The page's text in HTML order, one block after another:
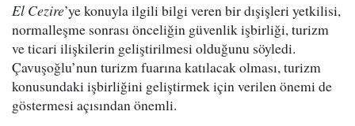
El Cezire’ye konuyla ilgili bilgi veren bir dışişleri yetkilisi,
normalleşme sonrası önceliğin güvenlik işbirliği, turizm
ve ticari ilişkilerin geliştirilmesi olduğunu söyledi.
Çavuşoğlu’nun turizm fuarına katılacak olması, turizm
konusundaki işbirliğini geliştirmek için verilen önemi de
göstermesi açısından önemli.